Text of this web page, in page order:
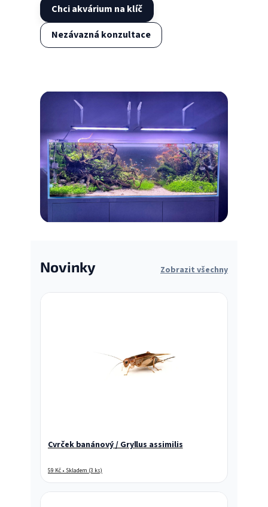
Chci akvárium na klíč
Nezávazná konzultace
Novinky Zobrazit všechny
Cvrček banánový / Gryllus assimilis
59 Kč • Skladem (3 ks)